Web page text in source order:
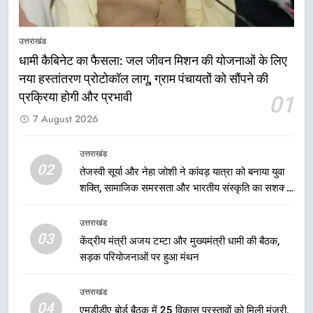
उत्तराखंड
धामी कैबिनेट का फैसला: जल जीवन मिशन की योजनाओं के लिए
नया हस्तांतरण प्रोटोकॉल लागू, ग्राम पंचायतों को सौंपने की
प्रक्रिया होगी और प्रभावी
01
7 August 2026
02
उत्तराखंड
तेजस्वी सूर्या और नेहा जोशी ने कांवड़ यात्रा को बनाया युवा
शक्ति, सामाजिक समरसता और भारतीय संस्कृति का सशक्त
03
उत्तराखंड
केंद्रीय मंत्री अजय टम्टा और मुख्यमंत्री धामी की बैठक,
सड़क परियोजनाओं पर हुआ मंथन
04
उत्तराखंड
एमडीडीए बोर्ड बैठक में 25 विकास प्रस्तावों को मिली मंजूरी,
8
मुख्यमंत्री धामी ने ₹33 करोड़ के विकास
और राहत कार्यों से धराली को फिर खड़ा
कर बनाया भरोसे का प्रतीक
उत्तराखंड
1
प्रोटोकॉल लागू, ग्राम पंचायतों को सौंपने
की प्रक्रिया होगी और प्रभावी
उत्तराखंड
यात्रा को बनाया युवा शक्ति, सामाजिक
समरसता और भारतीय संस्कृति का सशक्त
3